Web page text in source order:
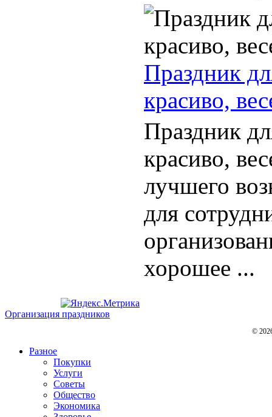
Праздник
красиво,
Праздник
красиво,
лучшего
для
хорошее ...
Организация праздников
©
Разное
Покупки
Услуги
Советы
Общество
Экономика